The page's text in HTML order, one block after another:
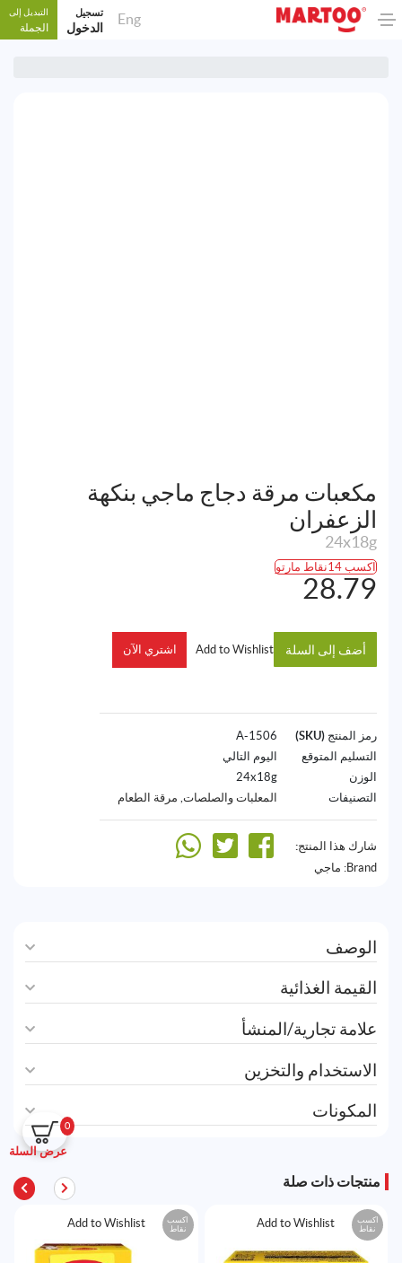
Eng تسجيل
الدخول
التبديل إلى
الجملة
0
عرض السلة
مكعبات مرقة دجاج ماجي بنكهة
الزعفران
24x18g
اكسب 14نقاط مارتو
28.79
أضف إلى السلة Add to Wishlist اشتري الآن
رمز المنتج (SKU)
1506-A
التسليم المتوقع
اليوم التالي
الوزن
24x18g
التصنيفات
المعلبات والصلصات, مرقة الطعام
شارك هذا المنتج:
Brand: ماجي
الوصف
القيمة الغذائية
علامة تجارية/المنشأ
الاستخدام والتخزين
المكونات
منتجات ذات صلة
Add to Wishlist
اكسب
نقاط
Add to Wishlist
اكسب
نقاط